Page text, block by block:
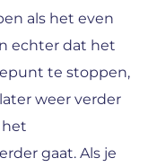
als het even
echter dat het
te stoppen,
weer verder
gaat. Als je